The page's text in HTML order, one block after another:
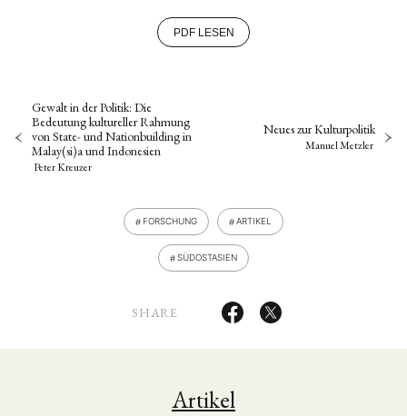
PDF LESEN
Gewalt in der Politik: Die
Bedeutung kultureller Rahmung
von State- und Nationbuilding in
Malay(si)a und Indonesien
Peter Kreuzer
Neues zur Kulturpolitik
Manuel Metzler
FORSCHUNG ARTIKEL
SÜDOSTASIEN
SHARE
Artikel